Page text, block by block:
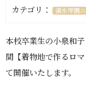
カテゴリ：
清水学園
本校卒業生の小泉和
間【着物地で作るロ
て開催いたします。